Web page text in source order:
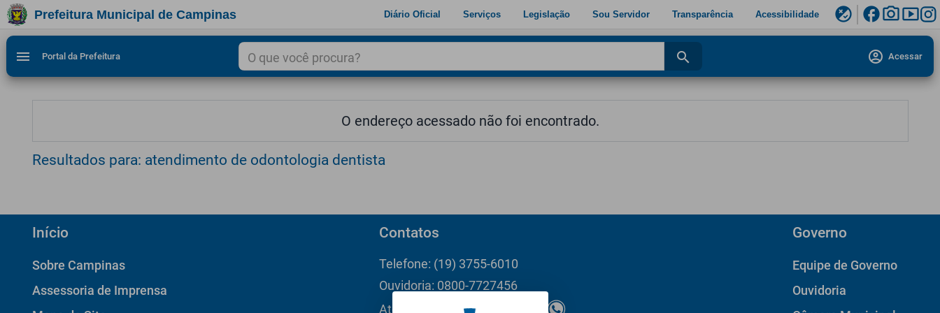
Ir para conteudo 1
Ir para menu do site da Prefeitura de Campinas
Ligar/Desligar contraste visual de tela para acessibilidade
Prefeitura Municipal de Campinas Diário Oficial Serviços Legislação Sou Servidor Transparência Acessibilidade flaky facebookphoto_camerasmart_display
menu Portal da Prefeitura search account_circle Acessar
O endereço acessado não foi encontrado.
Resultados para: atendimento de odontologia dentista
Início
Sobre Campinas
Assessoria de Imprensa
Contatos
Telefone: (19) 3755-6010
Ouvidoria: 0800-7727456
Atendimento ao Cidadão: 156
Governo
Equipe de Governo
Ouvidoria